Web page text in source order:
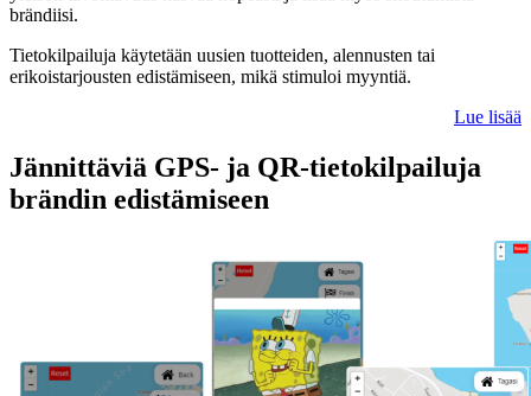
brändiisi.
Tietokilpailuja käytetään uusien tuotteiden, alennusten tai
erikoistarjousten edistämiseen, mikä stimuloi myyntiä.
Lue lisää
Jännittäviä GPS- ja QR-tietokilpailuja
brändin edistämiseen